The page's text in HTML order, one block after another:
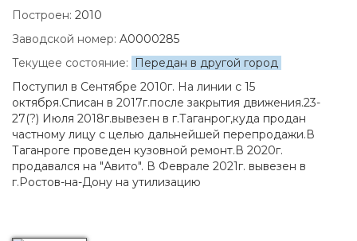
Построен: 2010
Заводской номер: A0000285
Текущее состояние:
Передан в другой город
Поступил в Сентябре 2010г. На линии с 15
октября.Списан в 2017г.после закрытия движения.23-
27(?) Июля 2018г.вывезен в г.Таганрог,куда продан
частному лицу с целью дальнейшей перепродажи.В
Таганроге проведен кузовной ремонт.В 2020г.
продавался на "Авито". В Феврале 2021г. вывезен в
г.Ростов-на-Дону на утилизацию